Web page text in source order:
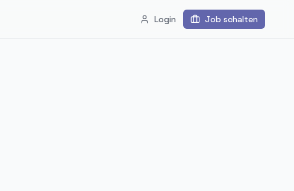
Login Job schalten